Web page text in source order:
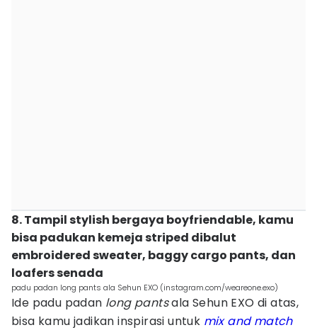
8. Tampil stylish bergaya boyfriendable, kamu
bisa padukan kemeja striped dibalut
embroidered sweater, baggy cargo pants, dan
loafers senada
padu padan long pants ala Sehun EXO (instagram.com/weareone.exo)
Ide padu padan long pantsala Sehun EXO di atas,
bisa kamu jadikan inspirasi untuk mix and match